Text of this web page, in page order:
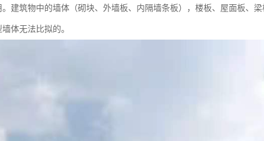
建筑物中的墙体（砌块、外墙板、内隔墙条板），楼板、屋面板、
体无法比拟的。